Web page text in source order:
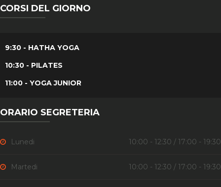
CORSI DEL GIORNO
9:30 - HATHA YOGA
10:30 - PILATES
11:00 - YOGA JUNIOR
ORARIO SEGRETERIA
Lunedi 10:00 - 12:30 / 17:00 - 19:30
Martedi 10:00 - 12:30 / 17:00 - 19:30